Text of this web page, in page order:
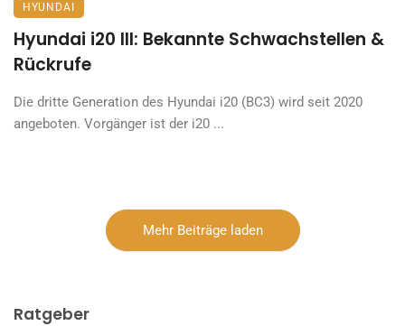
HYUNDAI
Hyundai i20 III: Bekannte Schwachstellen &
Rückrufe
Die dritte Generation des Hyundai i20 (BC3) wird seit 2020
angeboten. Vorgänger ist der i20 ...
Mehr Beiträge laden
Ratgeber